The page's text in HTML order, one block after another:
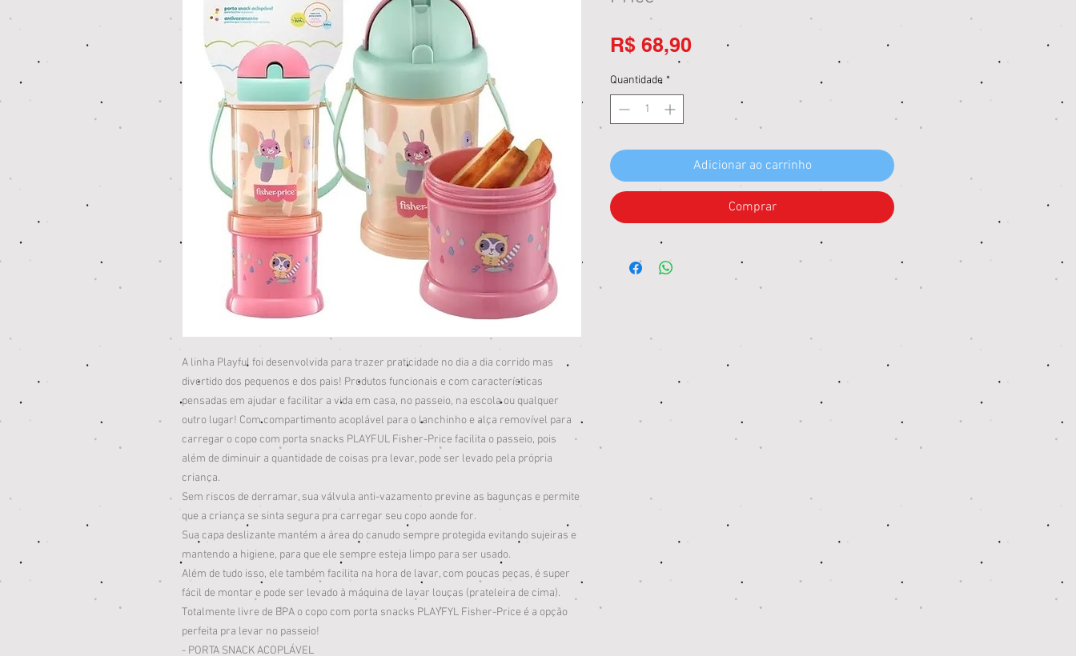
A linha Playful foi desenvolvida para trazer praticidade no dia a dia corrido mas
divertido dos pequenos e dos pais! Produtos funcionais e com características
pensadas em ajudar e facilitar a vida em casa, no passeio, na escola ou qualquer
outro lugar! Com compartimento acoplável para o lanchinho e alça removível para
carregar o copo com porta snacks PLAYFUL Fisher-Price facilita o passeio, pois
além de diminuir a quantidade de coisas pra levar, pode ser levado pela própria
criança.
Sem riscos de derramar, sua válvula anti-vazamento previne as bagunças e permite
que a criança se sinta segura pra carregar seu copo aonde for.
Sua capa deslizante mantém a área do canudo sempre protegida evitando sujeiras e
mantendo a higiene, para que ele sempre esteja limpo para ser usado.
Além de tudo isso, ele também facilita na hora de lavar, com poucas peças, é super
fácil de montar e pode ser levado à máquina de lavar louças (prateleira de cima).
Totalmente livre de BPA o copo com porta snacks PLAYFYL Fisher-Price é a opção
perfeita pra levar no passeio!
- PORTA SNACK ACOPLÁVEL
R$ 68,90 Preço
Quantidade *
Adicionar ao carrinho
Comprar